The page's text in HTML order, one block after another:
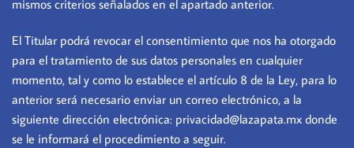
mismos criterios señalados en el apartado anterior.
El Titular podrá revocar el consentimiento que nos ha otorgado
para el tratamiento de sus datos personales en cualquier
momento, tal y como lo establece el artículo 8 de la Ley, para lo
anterior será necesario enviar un correo electrónico, a la
siguiente dirección electrónica: privacidad@lazapata.mx donde
se le informará el procedimiento a seguir.